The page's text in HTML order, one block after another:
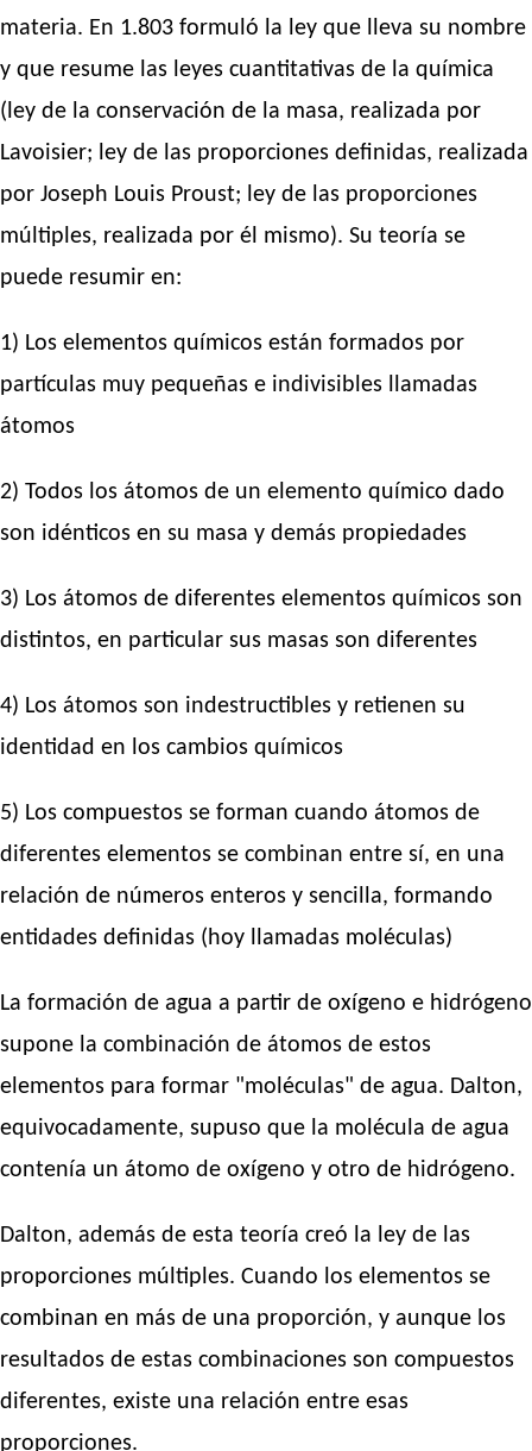
materia. En 1.803 formuló la ley que lleva su nombre
y que resume las leyes cuantitativas de la química
(ley de la conservación de la masa, realizada por
Lavoisier; ley de las proporciones definidas, realizada
por Joseph Louis Proust; ley de las proporciones
múltiples, realizada por él mismo). Su teoría se
puede resumir en:
1) Los elementos químicos están formados por
partículas muy pequeñas e indivisibles llamadas
átomos
2) Todos los átomos de un elemento químico dado
son idénticos en su masa y demás propiedades
3) Los átomos de diferentes elementos químicos son
distintos, en particular sus masas son diferentes
4) Los átomos son indestructibles y retienen su
identidad en los cambios químicos
5) Los compuestos se forman cuando átomos de
diferentes elementos se combinan entre sí, en una
relación de números enteros y sencilla, formando
entidades definidas (hoy llamadas moléculas)
La formación de agua a partir de oxígeno e hidrógeno
supone la combinación de átomos de estos
elementos para formar "moléculas" de agua. Dalton,
equivocadamente, supuso que la molécula de agua
contenía un átomo de oxígeno y otro de hidrógeno.
Dalton, además de esta teoría creó la ley de las
proporciones múltiples. Cuando los elementos se
combinan en más de una proporción, y aunque los
resultados de estas combinaciones son compuestos
diferentes, existe una relación entre esas
proporciones.